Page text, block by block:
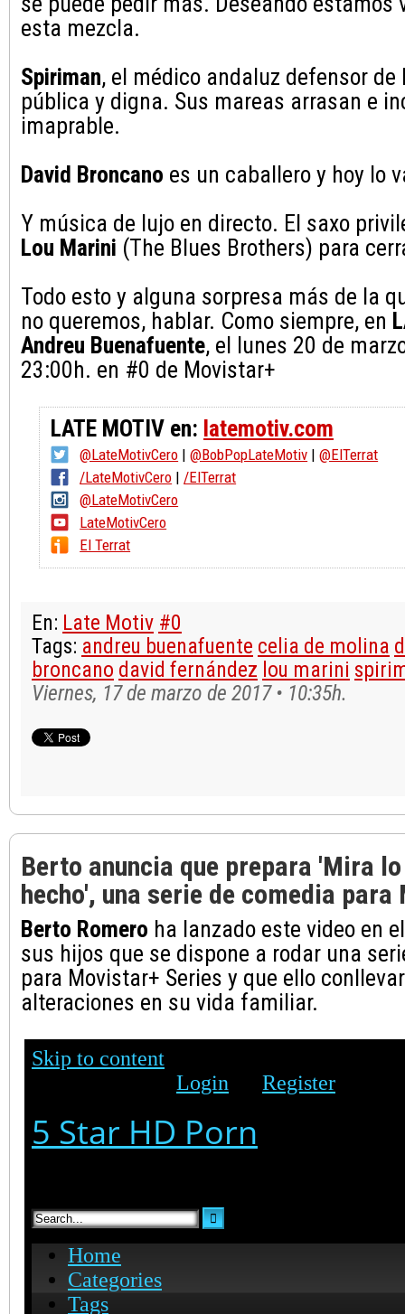
esta mezcla.
Spiriman, el médico andaluz defensor
pública y digna. Sus mareas arrasan e
imaprable.
David Broncano es un caballero y hoy lo
Y música de lujo en directo. El saxo
Lou Marini (The Blues Brothers) para
Todo esto y alguna sorpresa más de la
no queremos, hablar. Como siempre, en
Andreu Buenafuente, el lunes 20 de
23:00h. en #0 de Movistar+
LATE MOTIV en: latemotiv.com
@LateMotivCero |@BobPopLateMotiv |@ElTerrat
/LateMotivCero |/ElTerrat
@LateMotivCero
LateMotivCero
El Terrat
En: Late Motiv #0
Tags: andreu buenafuente celia de molina
broncano david fernández lou marini
Viernes, 17 de marzo de 2017 • 10:35h.
Berto anuncia que prepara 'Mira
hecho', una serie de comedia para
Berto Romero ha lanzado este video en
sus hijos que se dispone a rodar una
para Movistar+ Series y que ello
alteraciones en su vida familiar.